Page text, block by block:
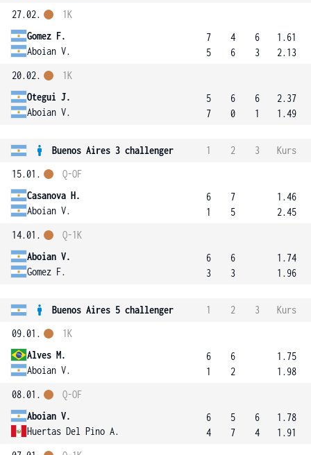
27.02.
Gomez F.
Aboian V.
1K
7
5
4
6
6
3
1.61
2.13
20.02.
Otegui J.
Aboian V.
1K
5
7
6
0
6
1
2.37
1.49
Buenos Aires 3 challenger 1 2 3
Kurs
15.01.
Casanova H.
Aboian V.
Q-OF
6
1
7
5
1.46
2.45
14.01.
Aboian V.
Gomez F.
Q-1K
6
3
6
3
1.74
1.96
Buenos Aires 5 challenger 1 2 3
Kurs
09.01.
Alves M.
Aboian V.
1K
6
1
6
2
1.75
1.98
08.01.
Aboian V.
Huertas Del Pino A.
Q-OF
6
4
5
7
6
4
1.78
1.91